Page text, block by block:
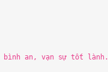
bình an, vạn sự tốt lành.